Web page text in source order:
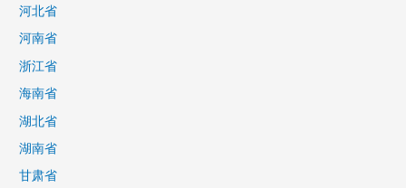
河北省
河南省
浙江省
海南省
湖北省
湖南省
甘肃省